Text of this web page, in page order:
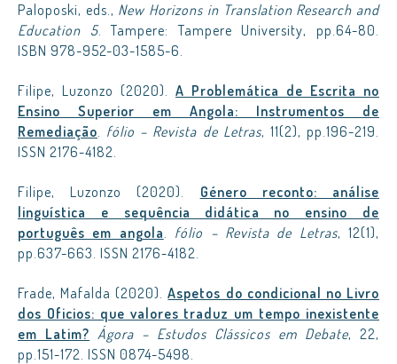
Paloposki, eds., New Horizons in Translation Research and
Education 5. Tampere: Tampere University, pp.64-80.
ISBN 978-952-03-1585-6.
Filipe, Luzonzo (2020). A Problemática de Escrita no
Ensino Superior em Angola: Instrumentos de
Remediação. fólio – Revista de Letras, 11(2), pp.196-219.
ISSN 2176-4182.
Filipe, Luzonzo (2020). Género reconto: análise
linguística e sequência didática no ensino de
português em angola. fólio – Revista de Letras, 12(1),
pp.637-663. ISSN 2176-4182.
Frade, Mafalda (2020).Aspetos do condicional no Livro
dos Oficios: que valores traduz um tempo inexistente
em Latim? Ágora – Estudos Clássicos em Debate, 22,
pp.151-172. ISSN 0874-5498.